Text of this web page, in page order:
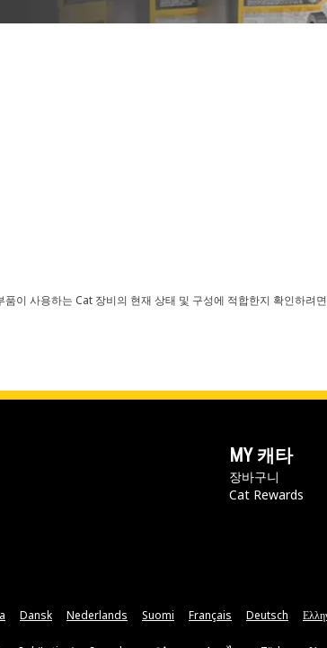
이 사용하는 Cat 장비의 현재 상태 및 구성에 적합한지 확인하려
MY 캐타
장바구니
Cat Rewards
Dansk Nederlands Suomi Français Deutsch